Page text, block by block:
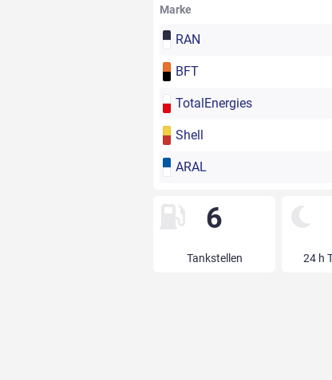
Marke
RAN
BFT
TotalEnergies
Shell
ARAL
6
Tankstellen 24 h